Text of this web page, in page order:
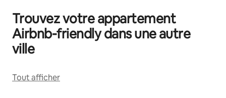
Trouvez votre appartement
Airbnb-friendly dans une autre
ville
Tout afficher